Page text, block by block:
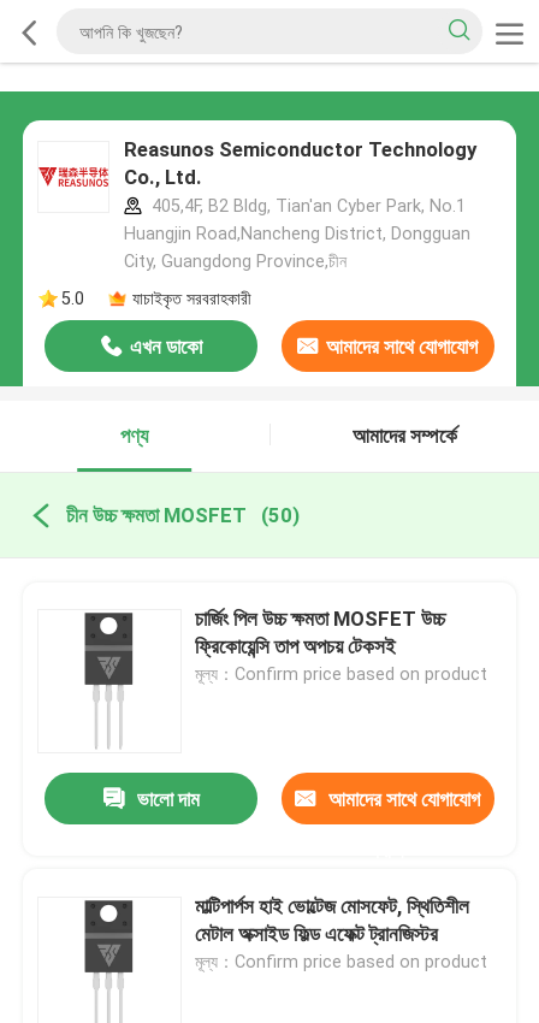
Reasunos Semiconductor Technology
Co., Ltd.
405,4F, B2 Bldg, Tian'an Cyber Park, No.1
Huangjin Road,Nancheng District, Dongguan
City, Guangdong Province,চীন
5.0
যাচাইকৃত সরবরাহকারী
এখন ডাকো আমাদের সাথে যোগাযোগ
পণ্য
আমাদের সম্পর্কে
চীন উচ্চ ক্ষমতা MOSFET (50)
চার্জিং পিল উচ্চ ক্ষমতা MOSFET উচ্চ
ফ্রিকোয়েন্সি তাপ অপচয় টেকসই
মূল্য：Confirm price based on product
ভালো দাম আমাদের সাথে যোগাযোগ
মাল্টিপার্পস হাই ভোল্টেজ মোসফেট, স্থিতিশীল
মেটাল অক্সাইড ফিল্ড এফেক্ট ট্রানজিস্টর
মূল্য：Confirm price based on product